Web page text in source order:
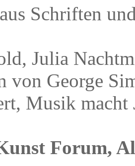
Schriften
Julia
von George
Musik macht
Forum,